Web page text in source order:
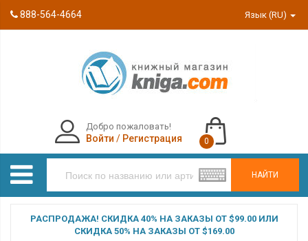
888-564-4664 Язык (RU)
НАЙТИ
Добро пожаловать!
Войти / Регистрация 0
РАСПРОДАЖА! СКИДКА 40% НА ЗАКАЗЫ ОТ $99.00 ИЛИ
СКИДКА 50% НА ЗАКАЗЫ ОТ $169.00